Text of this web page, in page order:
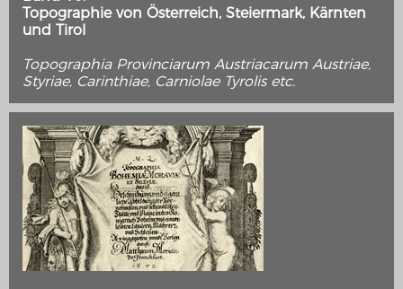
Topographie von Österreich, Steiermark, Kärnten
und Tirol
Topographia Provinciarum Austriacarum Austriae,
Styriae, Carinthiae, Carniolae Tyrolis etc.